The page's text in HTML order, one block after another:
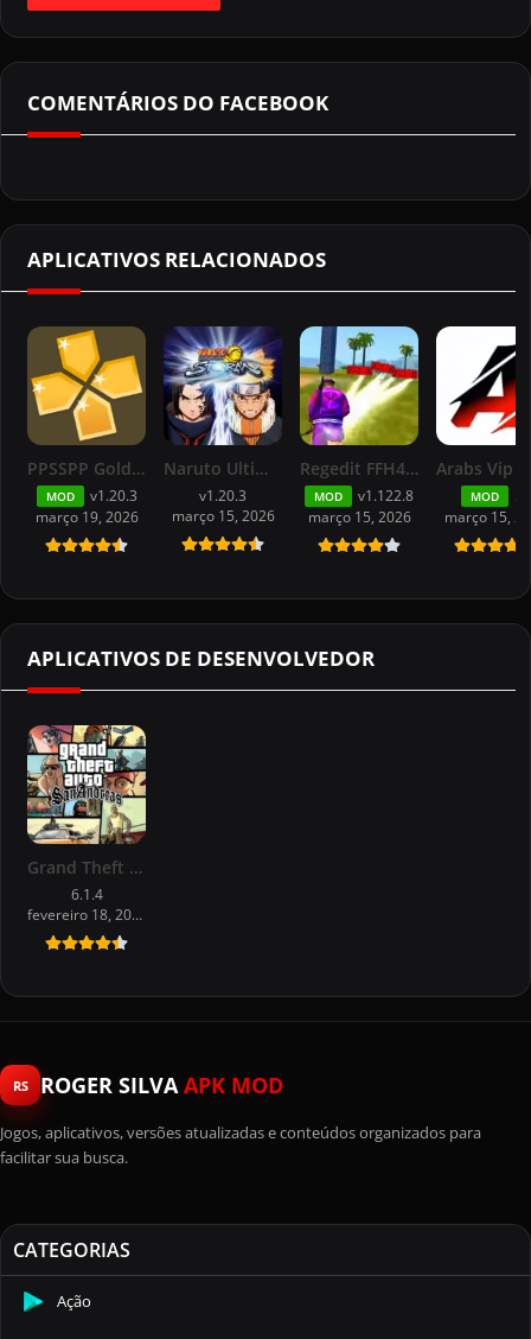
COMENTÁRIOS DO FACEBOOK
APLICATIVOS RELACIONADOS
PPSSPP Gold APK – Emulador de PSP ONLINE
MOD
v1.20.3
março 19, 2026
Naruto Ultimate Ninja Storm 4 PSP PPSSPP For Android
v1.20.3
março 15, 2026
Regedit FFH4X Grátis Mod Menu Free Fire v1.122.8
MOD
v1.122.8
março 15, 2026
MOD
março 15,
APLICATIVOS DE DESENVOLVEDOR
Grand Theft Auto San Andreas ISO USA
6.1.4
fevereiro 18, 2026
RS ROGER SILVAAPK MOD
Jogos, aplicativos, versões atualizadas e conteúdos organizados para
facilitar sua busca.
CATEGORIAS
Ação